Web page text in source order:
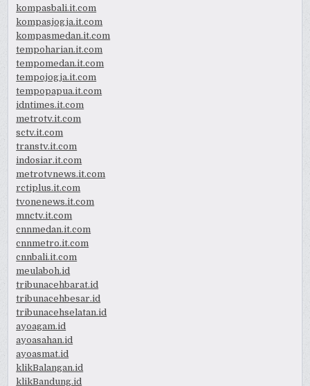
kompasbali.it.com
kompasjogja.it.com
kompasmedan.it.com
tempoharian.it.com
tempomedan.it.com
tempojogja.it.com
tempopapua.it.com
idntimes.it.com
metrotv.it.com
sctv.it.com
transtv.it.com
indosiar.it.com
metrotvnews.it.com
rctiplus.it.com
tvonenews.it.com
mnctv.it.com
cnnmedan.it.com
cnnmetro.it.com
cnnbali.it.com
meulaboh.id
tribunacehbarat.id
tribunacehbesar.id
tribunacehselatan.id
ayoagam.id
ayoasahan.id
ayoasmat.id
klikBalangan.id
klikBandung.id